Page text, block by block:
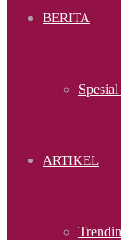
BERITA
ARTIKEL